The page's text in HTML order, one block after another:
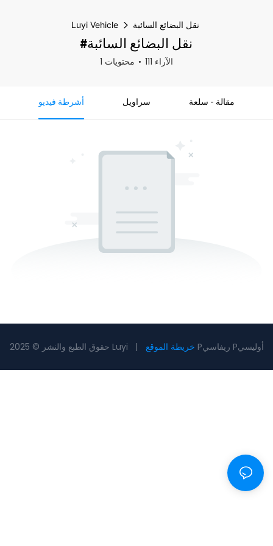
Luyi Vehicle نقل البضائع السائبة
#نقل البضائع السائبة
1 محتويات 111 الآراء
أشرطة فيديو سراويل مقالة - سلعة
حقوق الطبع والنشر © 2025 Luyi | Pريفاسي Pأوليسي